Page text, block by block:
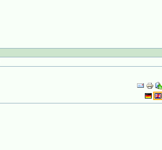
Document
Actions